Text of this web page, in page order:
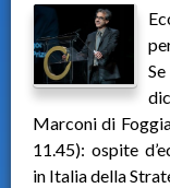
Marconi di
11.45): ospite
in Italia della